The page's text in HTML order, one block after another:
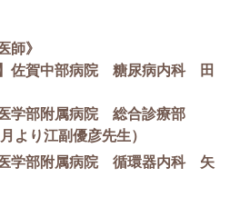
師》
】佐賀中部病院 糖尿病内科 田
学部附属病院 総合診療部
より江副優彦先生）
医学部附属病院 循環器内科 矢